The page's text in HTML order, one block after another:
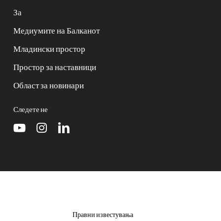
За
Медиумите на Балканот
Младински простор
Простор за наставници
Област за новинари
Следете не
Правни известувања